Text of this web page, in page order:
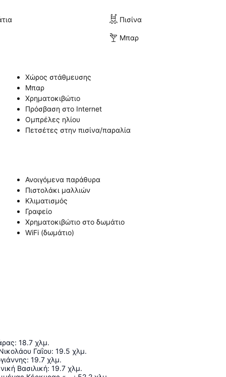
Πισίνα
Μπαρ
Χώρος στάθμευσης
Μπαρ
Χρηματοκιβώτιο
Πρόσβαση στο Internet
Ομπρέλες ηλίου
Πετσέτες στην πισίνα/παραλία
Ανοιγόμενα παράθυρα
Πιστολάκι μαλλιών
Κλιματισμός
Γραφείο
Χρηματοκιβώτιο στο δωμάτιο
WiFi (δωμάτιο)
: 18.7 χλμ.
Γαΐου: 19.5 χλμ.
: 19.7 χλμ.
Βασιλική: 19.7 χλμ.